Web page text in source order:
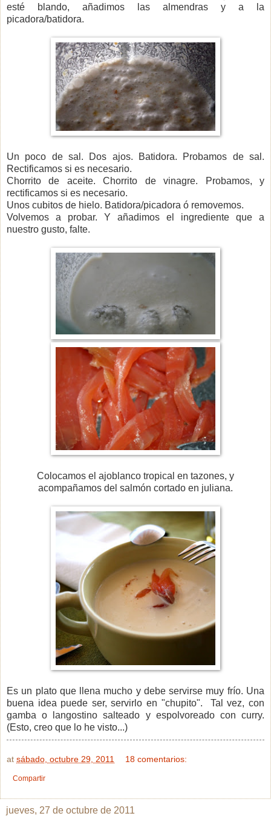
esté blando, añadimos las almendras y a la
picadora/batidora.
Un poco de sal. Dos ajos. Batidora. Probamos de sal.
Rectificamos si es necesario.
Chorrito de aceite. Chorrito de vinagre. Probamos, y
rectificamos si es necesario.
Unos cubitos de hielo. Batidora/picadora ó removemos.
Volvemos a probar. Y añadimos el ingrediente que a
nuestro gusto, falte.
Colocamos el ajoblanco tropical en tazones, y
acompañamos del salmón cortado en juliana.
Es un plato que llena mucho y debe servirse muy frío. Una
buena idea puede ser, servirlo en "chupito". Tal vez, con
gamba o langostino salteado y espolvoreado con curry.
(Esto, creo que lo he visto...)
at sábado, octubre 29, 2011 18 comentarios:
Compartir
jueves, 27 de octubre de 2011